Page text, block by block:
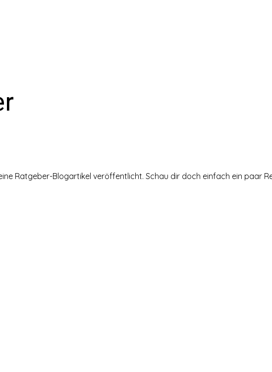
Ratgeber-Blogartikel veröffentlicht. Schau dir doch einfach ein paar